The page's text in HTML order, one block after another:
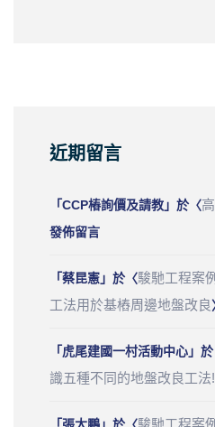
近期留言
「CCP樁詢價及請教」於〈
發佈留言
「蔡昆憲」於〈駿馳工程案
工法用於基樁周邊地盤改良
「 虎尾建國一村活動中心」
識五種不同的地盤改良工法!